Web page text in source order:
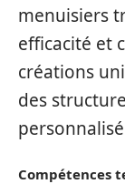
menuisiers
efficacité et
créations
des
Compétences